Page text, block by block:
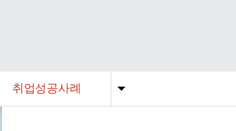
취업성공사례